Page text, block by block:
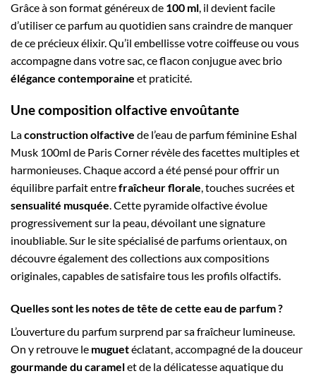
Grâce à son format généreux de 100 ml, il devient facile
d’utiliser ce parfum au quotidien sans craindre de manquer
de ce précieux élixir. Qu’il embellisse votre coiffeuse ou vous
accompagne dans votre sac, ce flacon conjugue avec brio
élégance contemporaine et praticité.
Une composition olfactive envoûtante
Laconstruction olfactive de l’eau de parfum féminine Eshal
Musk 100ml de Paris Corner révèle des facettes multiples et
harmonieuses. Chaque accord a été pensé pour offrir un
équilibre parfait entrefraîcheur florale, touches sucrées et
sensualité musquée. Cette pyramide olfactive évolue
progressivement sur la peau, dévoilant une signature
inoubliable. Sur le site spécialisé de parfums orientaux, on
découvre également des collections aux compositions
originales, capables de satisfaire tous les profils olfactifs.
Quelles sont les notes de tête de cette eau de parfum ?
L’ouverture du parfum surprend par sa fraîcheur lumineuse.
On y retrouve le muguetéclatant, accompagné de la douceur
gourmande du caramelet de la délicatesse aquatique du